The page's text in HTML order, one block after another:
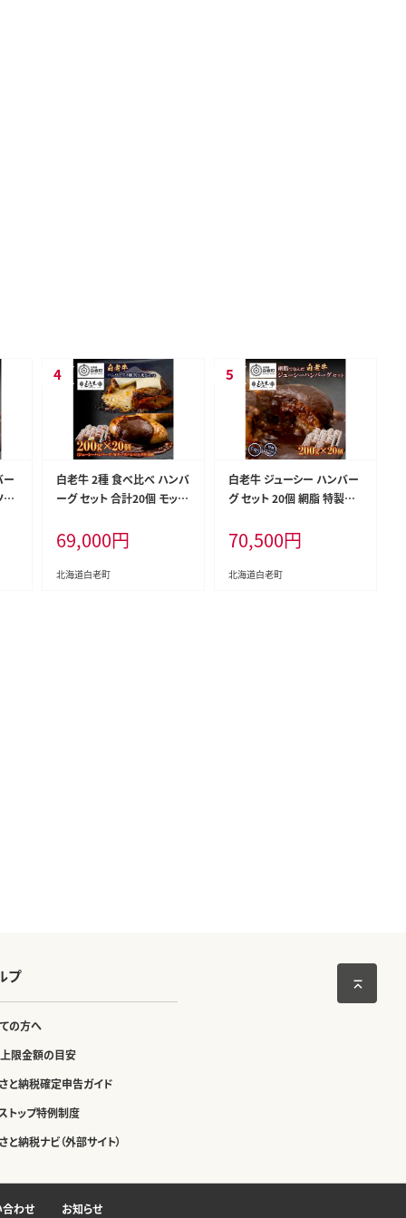
ー
ー
白老牛 2種 食べ比べ ハンバ
ーグ セット 合計20個 モッツ
ース 手造り
69,000円
北海道白老町
白老牛 ジューシー ハンバー
グ セット 20個 網脂 特製ソ
70,500円
北海道白老町
プ
の方へ
限金額の目安
と納税確定申告ガイド
トップ特例制度
と納税ナビ（外部サイト）
わせ お知らせ